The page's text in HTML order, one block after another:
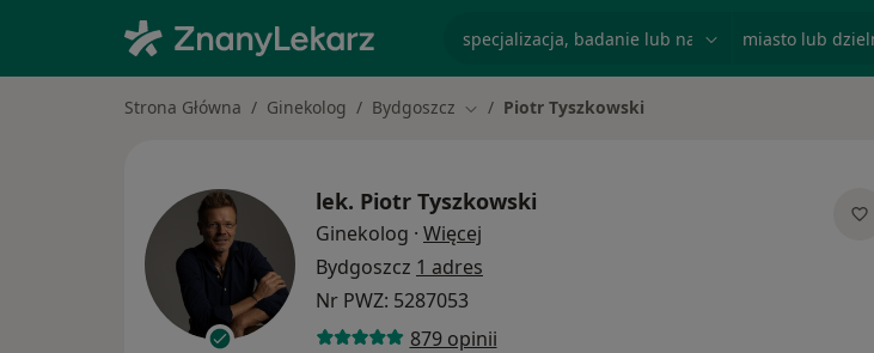
Strona Główna Ginekolog Bydgoszcz Zmień miasto
Piotr Tyszkowski
lek. Piotr Tyszkowski
Ginekolog · Więcej
Bydgoszcz 1 adres
Nr PWZ: 5287053
879 opinii